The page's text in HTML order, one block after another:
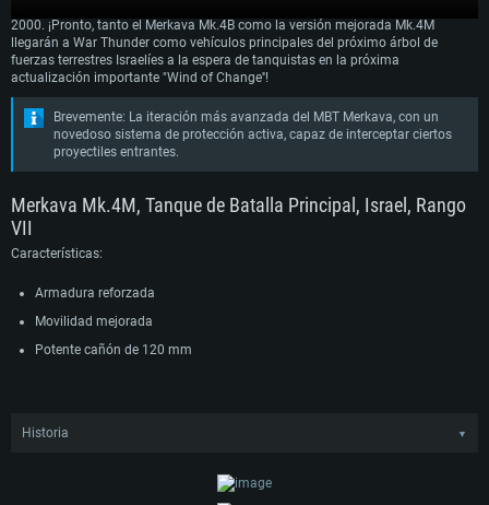
2000. ¡Pronto, tanto el Merkava Mk.4B como la versión mejorada Mk.4M
llegarán a War Thunder como vehículos principales del próximo árbol de
fuerzas terrestres Israelíes a la espera de tanquistas en la próxima
actualización importante "Wind of Change''!
Brevemente: La iteración más avanzada del MBT Merkava, con un
novedoso sistema de protección activa, capaz de interceptar ciertos
proyectiles entrantes.
Merkava Mk.4M, Tanque de Batalla Principal, Israel, Rango
VII
Características:
Armadura reforzada
Movilidad mejorada
Potente cañón de 120 mm
Historia ▼
desarrollar la siguiente versión del MBT Merkava. Adoptaron el sistema de
blindaje modular del Mk.3D existente y dotaron a su sucesor de mejoras